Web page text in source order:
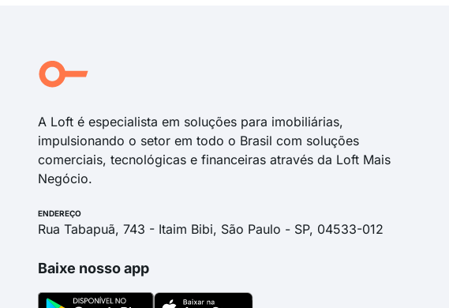
Sanito Rocha,
A Loft é especialista em soluções para imobiliárias,
impulsionando o setor em todo o Brasil com soluções
comerciais, tecnológicas e financeiras através da Loft Mais
Negócio.
ENDEREÇO
Rua Tabapuã, 743 - Itaim Bibi, São Paulo - SP, 04533-012
Baixe nosso app